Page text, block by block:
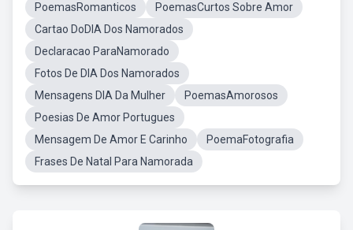
PoemasRomanticos
PoemasCurtos Sobre Amor
Cartao DoDIA Dos Namorados
Declaracao ParaNamorado
Fotos De DIA Dos Namorados
Mensagens DIA Da Mulher
PoemasAmorosos
Poesias De Amor Portugues
Mensagem De Amor E Carinho
PoemaFotografia
Frases De Natal Para Namorada